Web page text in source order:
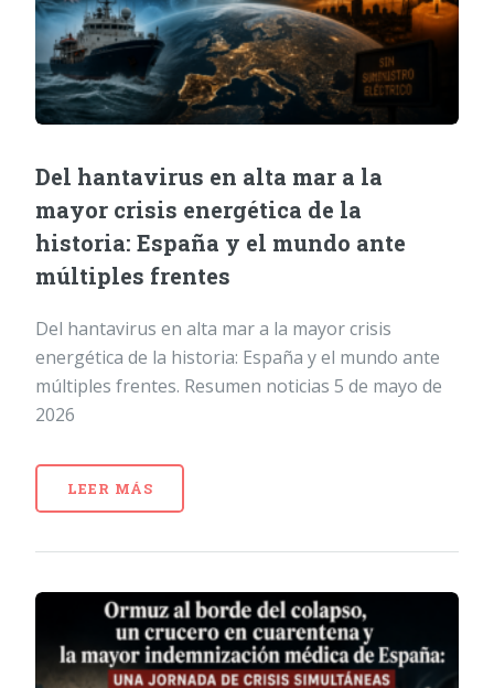
Del hantavirus en alta mar a la
mayor crisis energética de la
historia: España y el mundo ante
múltiples frentes
Del hantavirus en alta mar a la mayor crisis
energética de la historia: España y el mundo ante
múltiples frentes. Resumen noticias 5 de mayo de
2026
LEER MÁS